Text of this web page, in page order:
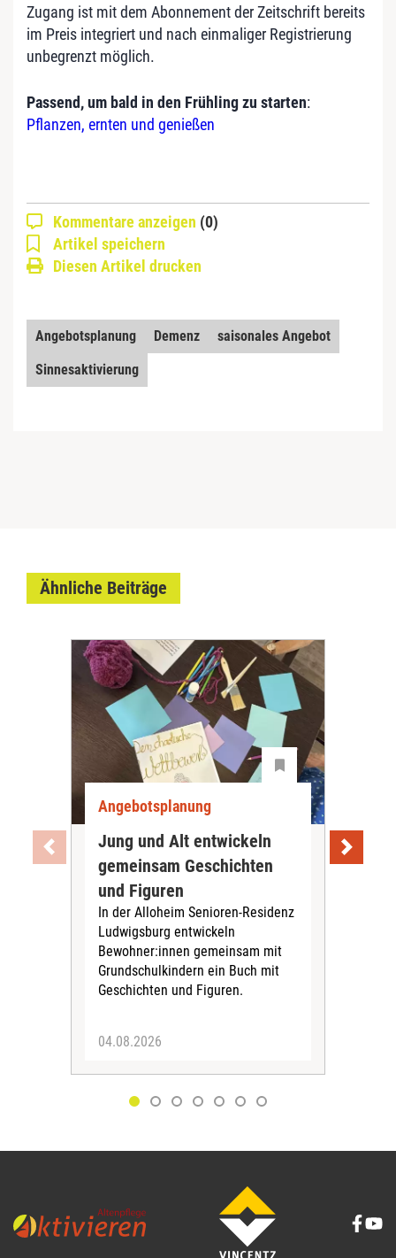
Zugang ist mit dem Abonnement der Zeitschrift bereits
im Preis integriert und nach einmaliger Registrierung
unbegrenzt möglich.
Passend, um bald in den Frühling zu starten:
Pflanzen, ernten und genießen
Kommentare anzeigen (0)
Artikel speichern
Diesen Artikel drucken
Angebotsplanung Demenz
saisonales Angebot
Sinnesaktivierung
Ähnliche Beiträge
Angebotsplanung
Jung und Alt entwickeln
gemeinsam Geschichten
und Figuren
In der Alloheim Senioren-Residenz
Ludwigsburg entwickeln
Bewohner:innen gemeinsam mit
Grundschulkindern ein Buch mit
Geschichten und Figuren.
04.08.2026